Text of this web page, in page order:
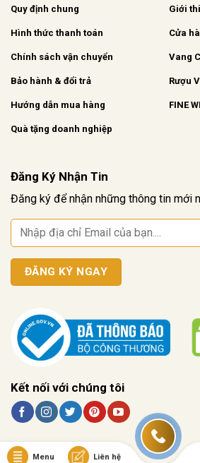
Quy định chung
Hình thức thanh toán
Chính sách vận chuyển
Bảo hành & đổi trả
Hướng dẫn mua hàng
Quà tặng doanh nghiệp
Giới
Cửa
Vang
Rượu
FINE
Đăng Ký Nhận Tin
Đăng ký để nhận những thông tin mới
Kết nối với chúng tôi
Menu Liên hệ